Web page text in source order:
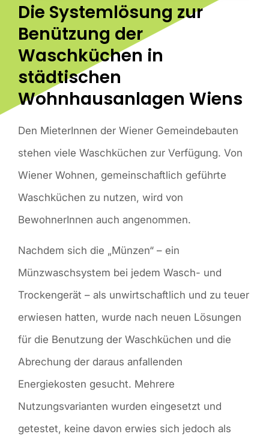
Die Systemlösung zur
Benützung der
Waschküchen in
städtischen
Wohnhausanlagen Wiens
Den MieterInnen der Wiener Gemeindebauten
stehen viele Waschküchen zur Verfügung. Von
Wiener Wohnen, gemeinschaftlich geführte
Waschküchen zu nutzen, wird von
BewohnerInnen auch angenommen.
Nachdem sich die „Münzen“ – ein
Münzwaschsystem bei jedem Wasch- und
Trockengerät – als unwirtschaftlich und zu teuer
erwiesen hatten, wurde nach neuen Lösungen
für die Benutzung der Waschküchen und die
Abrechung der daraus anfallenden
Energiekosten gesucht. Mehrere
Nutzungsvarianten wurden eingesetzt und
getestet, keine davon erwies sich jedoch als